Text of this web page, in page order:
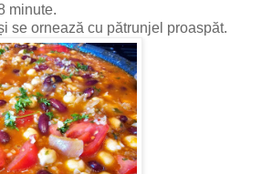
minute.
se ornează cu pătrunjel proaspăt.